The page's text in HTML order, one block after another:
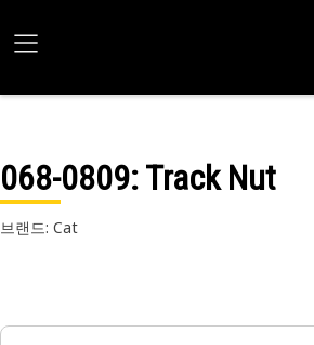
068-0809: Track Nut
브랜드: Cat